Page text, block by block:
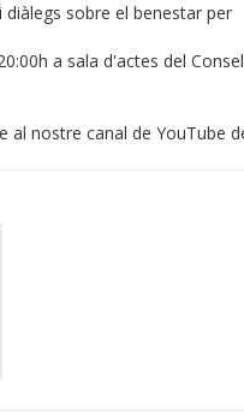
diàlegs sobre el benestar per
a sala d'actes del
nostre canal de YouTube